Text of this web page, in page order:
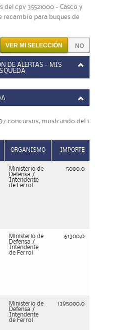
del cpv 35521000 - Casco y
recambio para buques de
VER MI SELECCIÓN
DE ALERTAS - MIS
concursos, mostrando del 1
ORGANISMO IMPORTE
Ministerio de
Defensa /
Intendente
de Ferrol
5000,0
Ministerio de
Defensa /
Intendente
de Ferrol
61300,0
Ministerio de
Defensa /
Intendente
de Ferrol
1395000,0